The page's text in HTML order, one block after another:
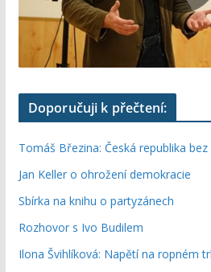
Doporučuji k přečtení:
Tomáš Březina: Česká republika bez
Jan Keller o ohrožení demokracie
Sbírka na knihu o partyzánech
Rozhovor s Ivo Budilem
Ilona Švihlíková: Napětí na ropném